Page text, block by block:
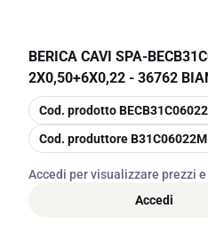
BERICA CAVI SPA-
2X0,50+6X0,22 - 36762
copia
Cod. prodotto
copia
Cod. produttoreB31C06022M
Accedi per visualizzare prezzi
Accedi